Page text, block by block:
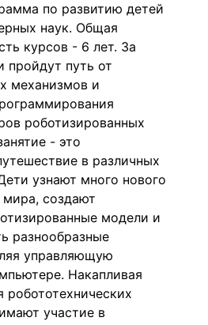
по развитию детей
наук. Общая
курсов - 6 лет. За
пройдут путь от
механизмов и
роботизированных
- это
в различных
узнают много нового
создают
модели и
разнообразные
управляющую
Накапливая
робототехнических
участие в